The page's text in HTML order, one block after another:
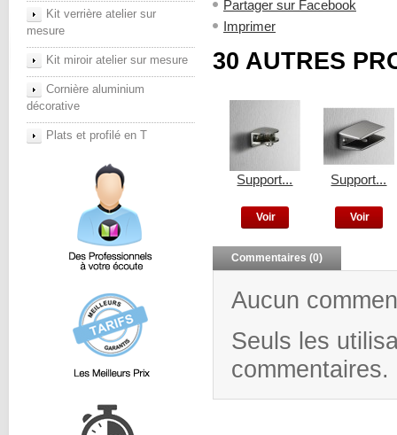
Kit verrière atelier sur
mesure
Kit miroir atelier sur mesure
Cornière aluminium
décorative
Plats et profilé en T
Partager sur Facebook
Imprimer
30 AUTRES
Support...
Voir
Support...
Voir
Commentaires (0)
Aucun
Seuls les
commentaires.